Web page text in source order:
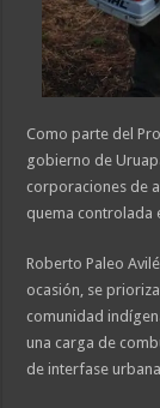
Como parte del
gobierno de
corporaciones de
quema controlada
Roberto Paleo
ocasión, se
comunidad
una carga de
de interfase